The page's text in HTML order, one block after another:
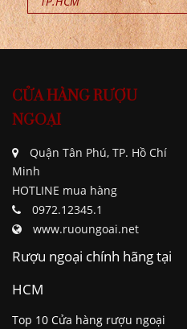
CỬA HÀNG RƯỢU
NGOẠI
Quận Tân Phú, TP. Hồ Chí
Minh
HOTLINE mua hàng
0972.12345.1
www.ruoungoai.net
Rượu ngoại chính hãng tại
HCM
Top 10 Cửa hàng rượu ngoại